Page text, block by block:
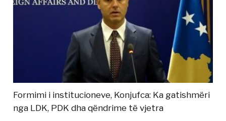
Formimi i institucioneve, Konjufca: Ka gatishmëri
nga LDK, PDK dha qëndrime të vjetra